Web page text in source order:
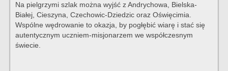
Na pielgrzymi szlak można wyjść z Andrychowa, Bielska-
Białej, Cieszyna, Czechowic-Dziedzic oraz Oświęcimia.
Wspólne wędrowanie to okazja, by pogłębić wiarę i stać się
autentycznym uczniem-misjonarzem we współczesnym
świecie.